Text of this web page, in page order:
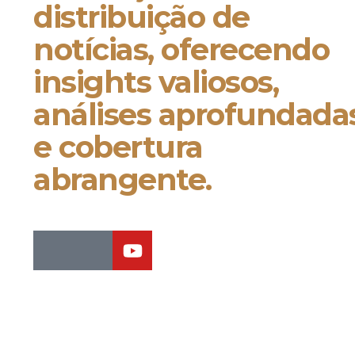
distribuição de
notícias, oferecendo
insights valiosos,
análises
e cobertura
abrangente.